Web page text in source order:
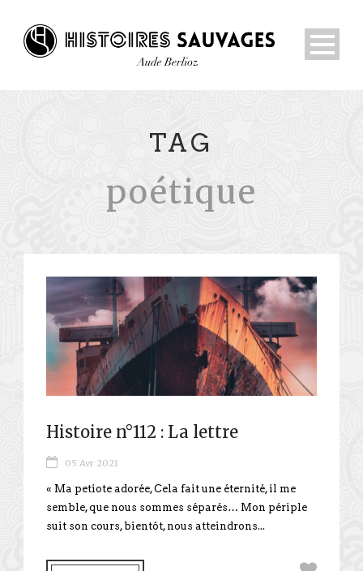
TAG
poétique
Histoire n°112 : La lettre
05 Avr 2021
« Ma petiote adorée, Cela fait une éternité, il me
semble, que nous sommes séparés… Mon périple
suit son cours, bientôt, nous atteindrons...